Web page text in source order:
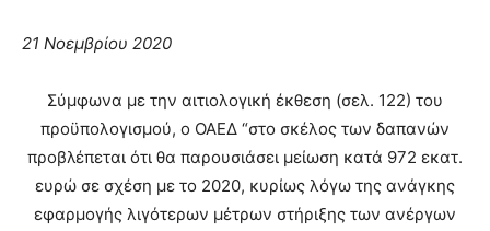
21 Noεμβρίου 2020
Σύμφωνα με την αιτιολογική έκθεση (σελ. 122) του
προϋπολογισμού, ο ΟΑΕΔ “στο σκέλος των δαπανών
προβλέπεται ότι θα παρουσιάσει μείωση κατά 972 εκατ.
ευρώ σε σχέση με το 2020, κυρίως λόγω της ανάγκης
εφαρμογής λιγότερων μέτρων στήριξης των ανέργων